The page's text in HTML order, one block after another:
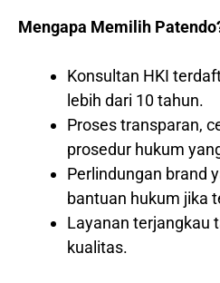
Mengapa Memilih
Konsultan HKI
lebih dari 10 tahun.
Proses transparan,
prosedur hukum
Perlindungan brand
bantuan hukum jika
Layanan terjangkau
kualitas.